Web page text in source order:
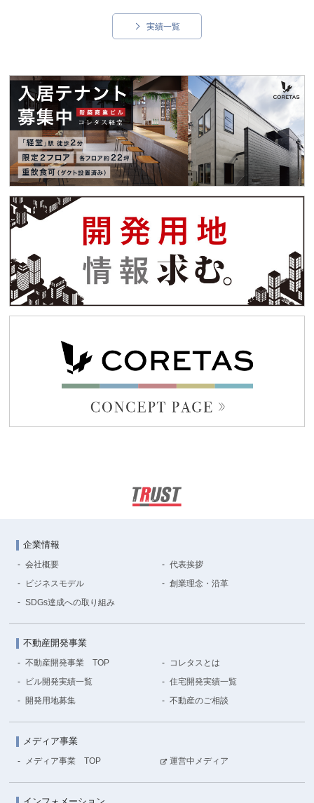
実績一覧
企業情報
会社概要
代表挨拶
ビジネスモデル
創業理念・沿革
SDGs達成への取り組み
不動産開発事業
不動産開発事業 TOP
コレタスとは
ビル開発実績一覧
住宅開発実績一覧
開発用地募集
不動産のご相談
メディア事業
メディア事業 TOP 運営中メディア